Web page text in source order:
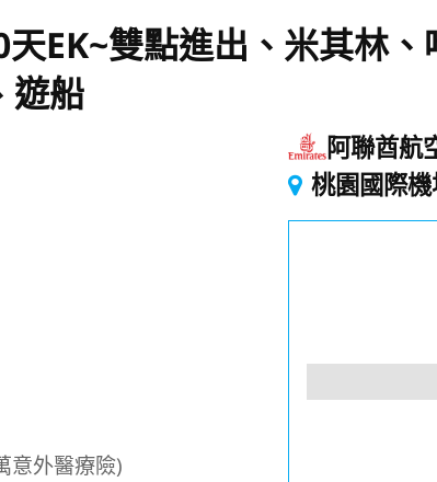
天EK~雙點進出、米其林
遊船
意外醫療險)
阿聯酋航
桃園國際